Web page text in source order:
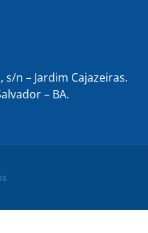
s/n – Jardim Cajazeiras.
– BA.